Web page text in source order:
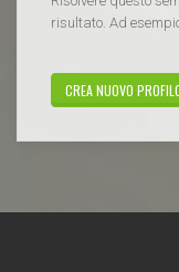
risultato. Ad